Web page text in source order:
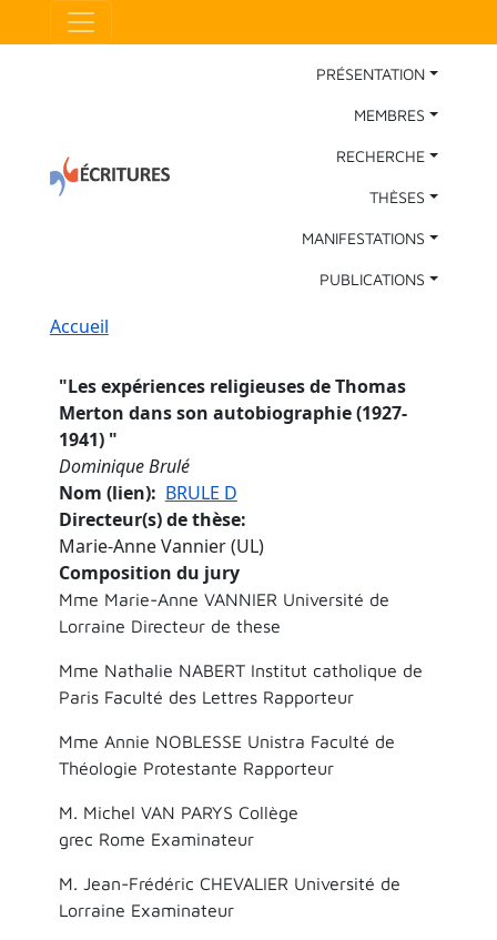
Aller au contenu principal
Main Navigation
PRÉSENTATION
MEMBRES
RECHERCHE
THÈSES
MANIFESTATIONS
PUBLICATIONS
Fil d'Ariane
Accueil
"Les expériences religieuses de Thomas
Merton dans son autobiographie (1927-
1941)"
Dominique Brulé
Nom (lien)
BRULE D
Directeur(s) de thèse
Marie-Anne Vannier (UL)
Composition du jury
Mme Marie-Anne VANNIER Université de
Lorraine Directeur de these
Mme Nathalie NABERT Institut catholique de
Paris Faculté des Lettres Rapporteur
Mme Annie NOBLESSE Unistra Faculté de
Théologie Protestante Rapporteur
M. Michel VAN PARYS Collège
grec Rome Examinateur
M. Jean-Frédéric CHEVALIER Université de
Lorraine Examinateur
Panneau de gestion des cookies